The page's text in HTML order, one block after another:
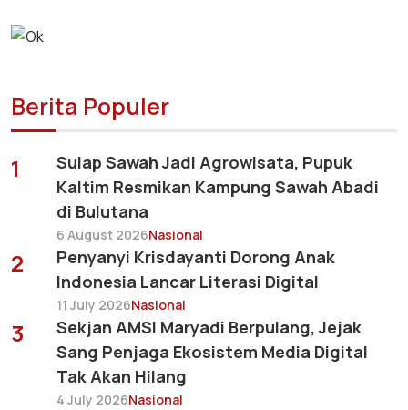
Berita Populer
1
Sulap Sawah Jadi Agrowisata, Pupuk
Kaltim Resmikan Kampung Sawah Abadi
di Bulutana
6 August 2026Nasional
2
Penyanyi Krisdayanti Dorong Anak
Indonesia Lancar Literasi Digital
11 July 2026Nasional
3
Sekjan AMSI Maryadi Berpulang, Jejak
Sang Penjaga Ekosistem Media Digital
Tak Akan Hilang
4 July 2026Nasional